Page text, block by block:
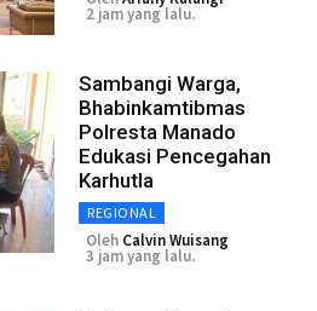
2 jam yang lalu.
Sambangi Warga,
Bhabinkamtibmas
Polresta Manado
Edukasi Pencegahan
Karhutla
REGIONAL
Oleh Calvin Wuisang
3 jam yang lalu.